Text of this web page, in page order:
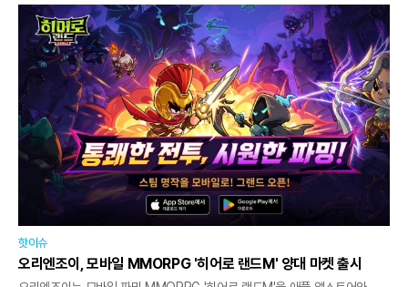
핫이슈
오리엔조이, 모바일 MMORPG '히어로 랜드M' 양대 마켓 출시